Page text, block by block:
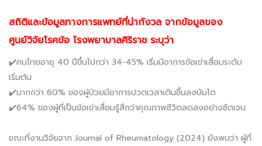
สถิติและข้อมูลทางการแพทย์ที่น่ากังวล จากข้อมูลของ
ศูนย์วิจัยโรคข้อ โรงพยาบาลศิริราช ระบุว่า
✔️คนไทยอายุ 40 ปีขึ้นไปกว่า 34-45% เริ่มมีอาการข้อเข่าเสื่อมระดับ
เริ่มต้น
✔️มากกว่า 60% ของผู้ป่วยมีอาการปวดเวลาเดินขึ้นลงบันได
✔️64% ของผู้ที่เป็นข้อเข่าเสื่อมรู้สึกว่าคุณภาพชีวิตลดลงอย่างชัดเจน
ขณะที่งานวิจัยจาก Journal of Rheumatology (2024) ยังพบว่า ผู้ที่